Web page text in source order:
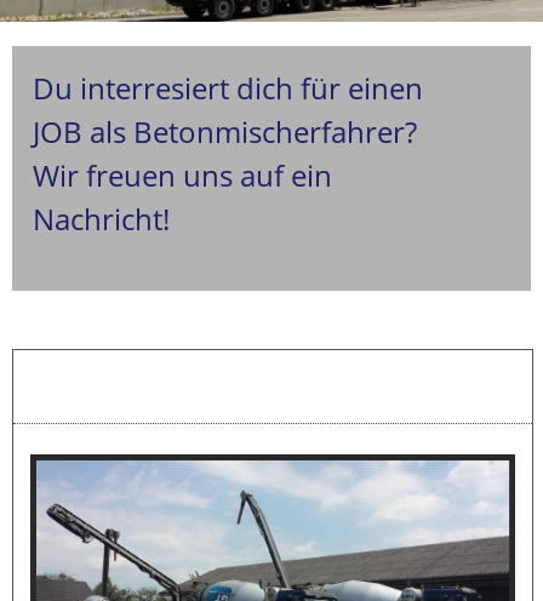
Du interresiert dich für einen
JOB als Betonmischerfahrer?
Wir freuen uns auf ein
Nachricht!